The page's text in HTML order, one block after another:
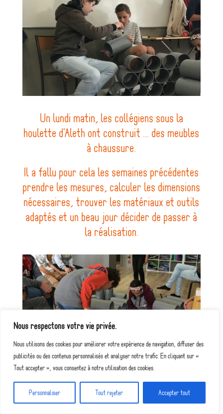
Nous respectons votre vie privée.
Nous utilisons des cookies pour améliorer votre expérience de navigation, diffuser des
publicités ou des contenus personnalisés et analyser notre trafic. En cliquant sur «
Tout accepter », vous consentez à notre utilisation des cookies.
Personnaliser Tout rejeter Accepter tout
Un lundi matin, les collégiens sous la
houlette d'Aleth ont construit ... des meubles
à chaussure.
Il a fallu pour cela les semaines précédentes
prendre les mesures, calculer les dimensions
nécessaires, trouver les matériaux et outils
adaptés et un beau jour décider de passer à
la réalisation.